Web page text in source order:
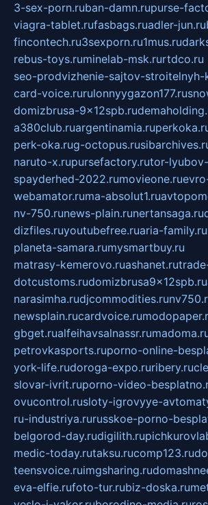
3-sex-porn.ruban-damn.rupurse-
viagra-tablet.rufasbags.ruadler-jun.ru
fincontech.ru3sexporn.ru1mus.ru
rebus-toys.ruminelab-msk.rurtdco.ru
seo-prodvizhenie-sajtov-stroitelnyh-
card-voice.rurulonnyygazon177.ru
domizbrusa-9x12spb.ru
a380club.ruargentinamia.ru
perk-oka.rug-octopus.ru
naruto-x.rupursefactory.rutor-
spayderhed-2022.rumovieone.ru
webamator.ruma-absolut1.ru
nv-750.runews-plain.runertansaga.ru
dizfiles.ruyoutubefree.ruaria-family.ru
planeta-samara.rumysmartbuy.ru
matrasy-kemerovo.ruashanet.ru
dotcustoms.rudomizbrusa9x12spb.ru
narasimha.rudjcommodities.ru
newsplain.rucardvoice.ru
gbget.rualfeihavsalnassr.ru
petrovkasports.ruporno-online-
york-life.rudoroga-expo.ruribery.ru
slovar-ivrit.ruporno-video-
ovucontrol.rusloty-igrovyye-
ru-industriya.rurusskoe-porno-
belgorod-day.rudigilith.ru
medic-today.rutaksu.rucomp123.ru
teensvoice.ruimgsharing.ru
eva-elfie.rufoto-tur.rubiz-doska.ru